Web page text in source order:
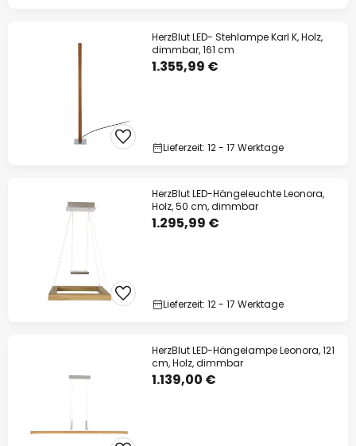
HerzBlut LED- Stehlampe Karl K, Holz,
dimmbar, 161 cm
1.355,99 €
Lieferzeit: 12 - 17 Werktage
HerzBlut LED-Hängeleuchte Leonora,
Holz, 50 cm, dimmbar
1.295,99 €
Lieferzeit: 12 - 17 Werktage
HerzBlut LED-Hängelampe Leonora, 121
cm, Holz, dimmbar
1.139,00 €